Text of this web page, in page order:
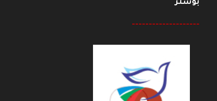
بوستر
--------------------